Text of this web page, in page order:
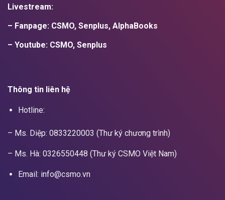
Livestream:
– Fanpage: CSMO, Senplus, AlphaBooks
– Youtube: CSMO, Senplus
Thông tin liên hệ
Hotline:
– Ms. Diệp: 0833220003 (Thư ký chương trình)
– Ms. Hà: 0326550448 (Thư ký CSMO Việt Nam)
Email: info@csmo.vn